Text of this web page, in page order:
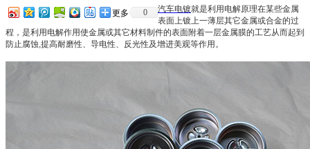
更多 0 汽车电镀就是利用电解原理在某些金属
表面上镀上一薄层其它金属或合金的过
程，是利用电解作用使金属或其它材料制件的表面附着一层金属膜的工艺从而起到
防止腐蚀,提高耐磨性、导电性、反光性及增进美观等作用。